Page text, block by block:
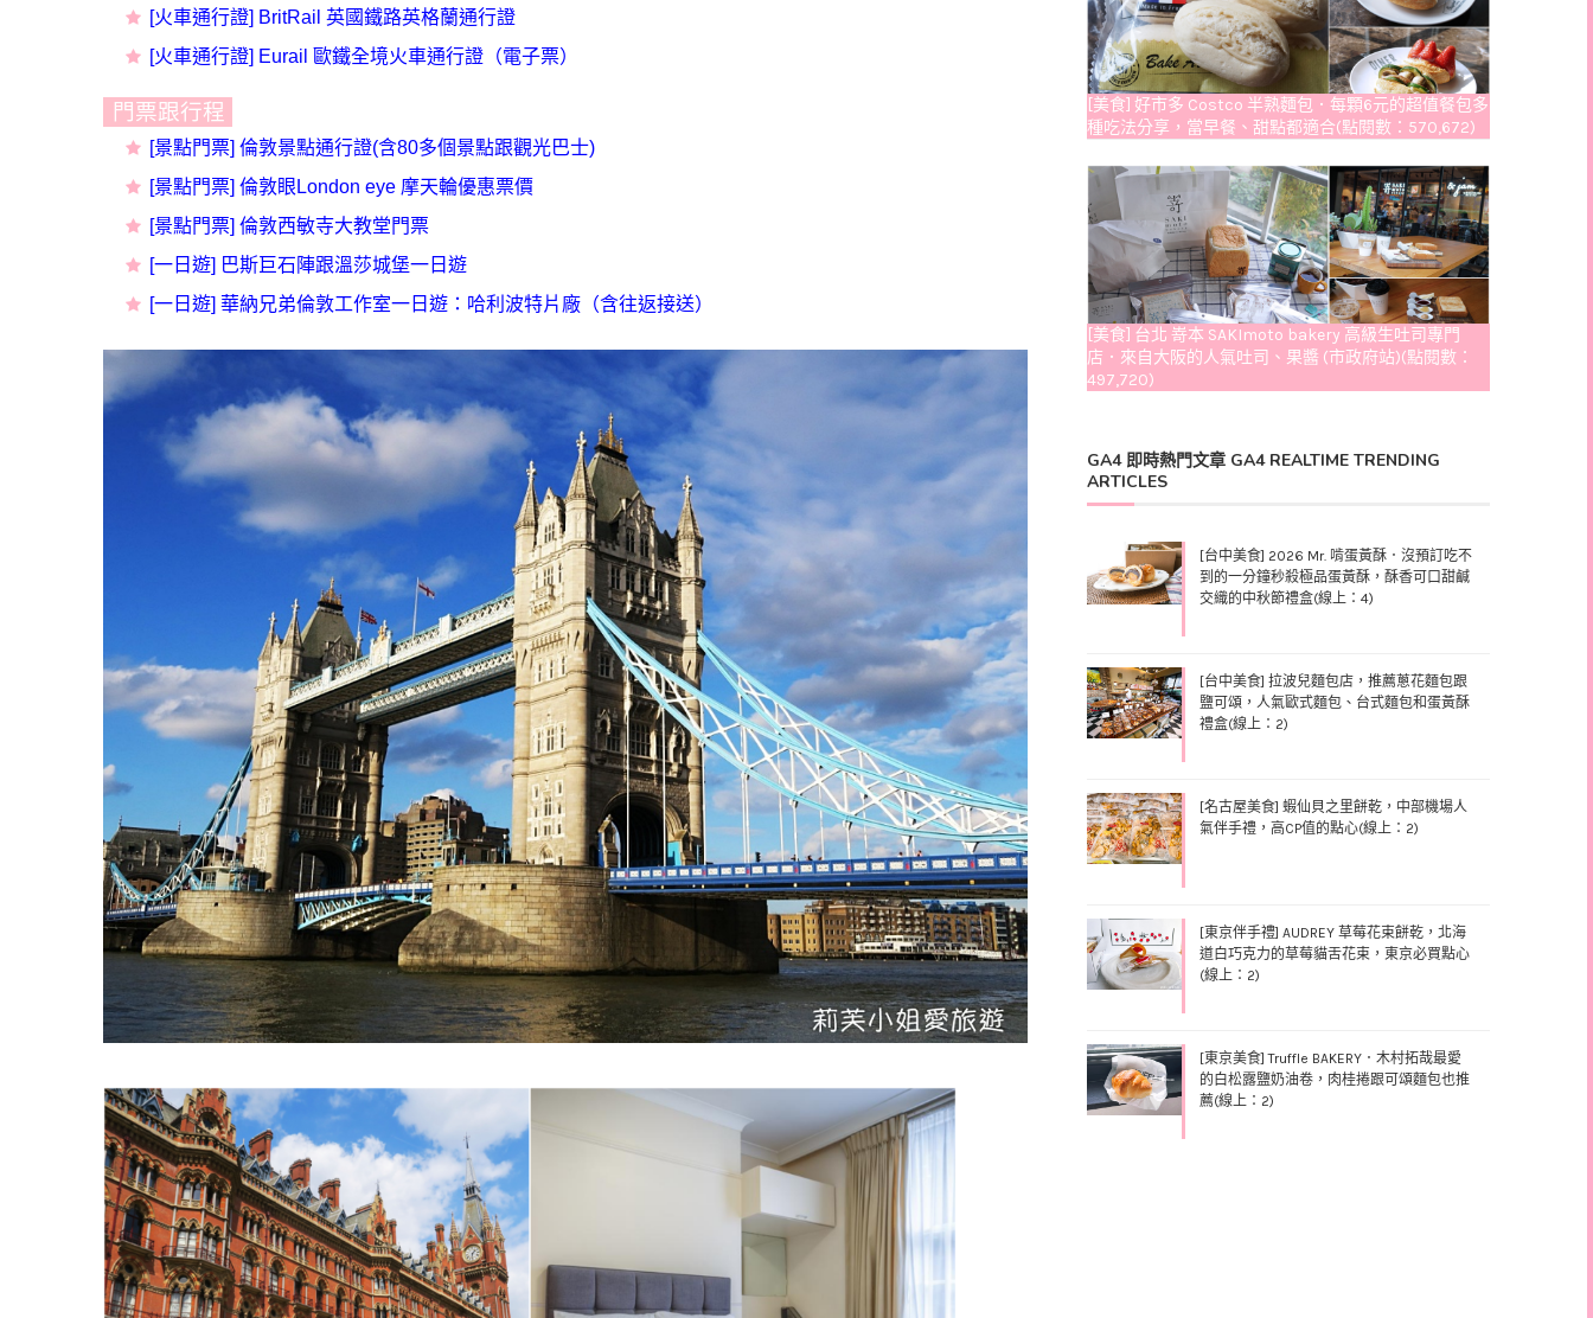
[火車通行證] BritRail 英國鐵路英格蘭通行證
[火車通行證] Eurail 歐鐵全境火車通行證（電子票）
門票跟行程
[景點門票] 倫敦景點通行證(含80多個景點跟觀光巴士)
[景點門票] 倫敦眼London eye 摩天輪優惠票價
[景點門票] 倫敦西敏寺大教堂門票
[一日遊] 巴斯巨石陣跟溫莎城堡一日遊
[一日遊] 華納兄弟倫敦工作室一日遊：哈利波特片廠（含往返接送）
[美食] 好市多 Costco 半熟麵包．每顆6元的超值餐包多
種吃法分享，當早餐、甜點都適合(點閱數：570,672)
[美食] 台北 嵜本 SAKImoto bakery 高級生吐司專門
店．來自大阪的人氣吐司、果醬 (市政府站)(點閱數：
497,720)
GA4 即時熱門文章 GA4 REALTIME TRENDING
ARTICLES
[台中美食] 2026 Mr. 啃蛋黃酥．沒預訂吃不
到的一分鐘秒殺極品蛋黃酥，酥香可口甜鹹
交織的中秋節禮盒(線上：4)
[台中美食] 拉波兒麵包店，推薦蔥花麵包跟
鹽可頌，人氣歐式麵包、台式麵包和蛋黃酥
禮盒(線上：2)
[名古屋美食] 蝦仙貝之里餅乾，中部機場人
氣伴手禮，高CP值的點心(線上：2)
[東京伴手禮] AUDREY 草莓花束餅乾，北海
道白巧克力的草莓貓舌花束，東京必買點心
(線上：2)
[東京美食] Truffle BAKERY．木村拓哉最愛
的白松露鹽奶油卷，肉桂捲跟可頌麵包也推
薦(線上：2)